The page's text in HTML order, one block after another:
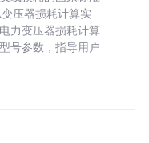
变压器损耗计算实
力变压器损耗计算
号参数，指导用户